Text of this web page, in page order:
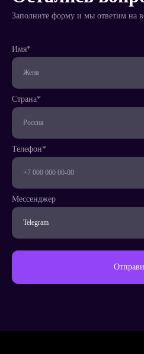
менеджеру
Телефон*
Заполните форму и мы ответим на
Имя*
Страна*
Телефон*
Мессенджер